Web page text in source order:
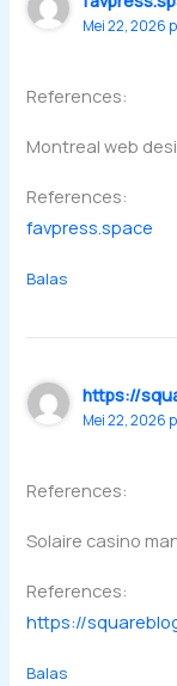
Mei 22, 2026
References:
Montreal web
References:
favpress.space
Balas
https://
Mei 22, 2026
References:
Solaire casino
References:
https://
Balas